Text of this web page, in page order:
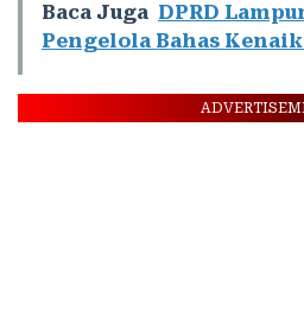
Baca Juga DPRD
Pengelola Bahas